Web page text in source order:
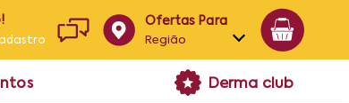
Ofertas Para
Região
Alagoas
Derma club